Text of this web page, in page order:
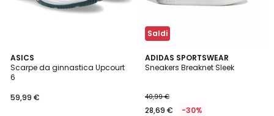
ASICS
Scarpe da ginnastica Upcourt
6
59,99 €
4,8
/ 5
Saldi
ADIDAS SPORTSWEAR
Sneakers Breaknet Sleek
40,99 €
28,69 € -30%
4,9
/ 5